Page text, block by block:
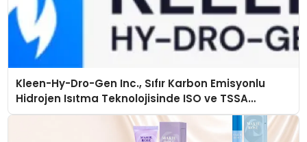
Kleen-Hy-Dro-Gen Inc., Sıfır Karbon Emisyonlu
Hidrojen Isıtma Teknolojisinde ISO ve TSSA
Düzenleyici Onaylarını Aldı